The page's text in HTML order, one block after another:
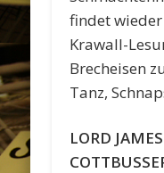
findet
Krawall-
Brecheisen
Tanz,
LORD